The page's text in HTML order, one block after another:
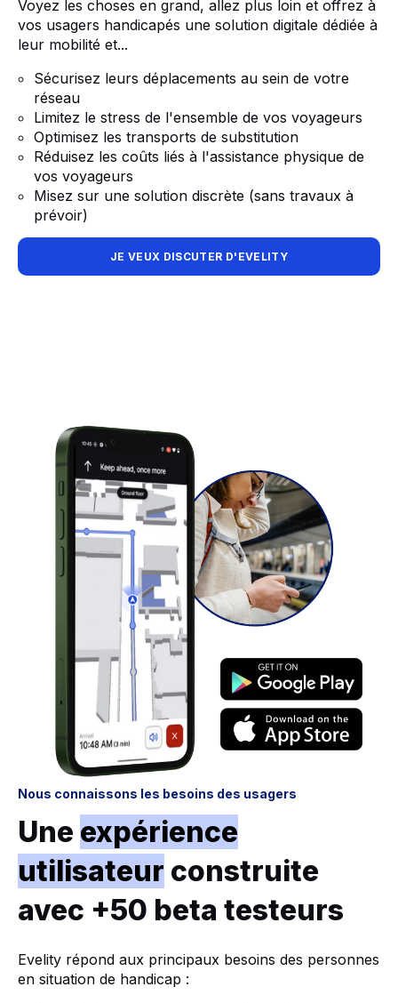
Voyez les choses en grand, allez plus loin et offrez à
vos usagers handicapés une solution digitale dédiée à
leur mobilité et...
Sécurisez leurs déplacements au sein de votre
réseau
Limitez le stress de l'ensemble de vos voyageurs
Optimisez les transports de substitution
Réduisez les coûts liés à l'assistance physique de
vos voyageurs
Misez sur une solution discrète (sans travaux à
prévoir)
JE VEUX DISCUTER D'EVELITY
Nous connaissons les besoins des usagers
Une expérience
utilisateur construite
avec +50 beta testeurs
Evelity répond aux principaux besoins des personnes
en situation de handicap :